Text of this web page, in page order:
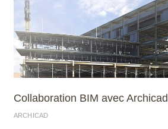
Collaboration BIM avec Archicad
ARCHICAD